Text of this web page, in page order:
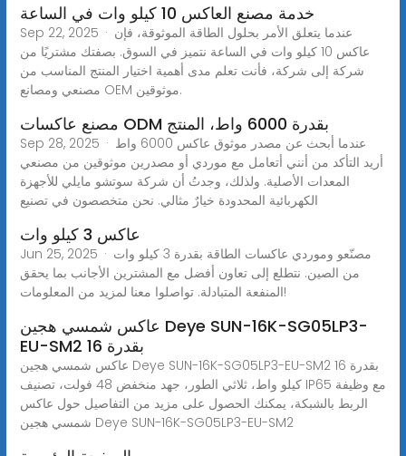
خدمة مصنع العاكس 10 كيلو وات في الساعة
Sep 22, 2025 · عندما يتعلق الأمر بحلول الطاقة الموثوقة، فإن
عاكس 10 كيلو وات في الساعة نتميز في السوق. بصفتك مشتريًا من
شركة إلى شركة، فأنت تعلم مدى أهمية اختيار المنتج المناسب من
مصنعي ومصانع OEM موثوقين.
مصنع عاكسات ODM بقدرة 6000 واط، المنتج
Sep 28, 2025 · عندما أبحث عن مصدر موثوق عاكس 6000 واط
أريد التأكد من أنني أتعامل مع موردي أو مصدرين موثوقين من مصنعي
المعدات الأصلية. ولذلك، وجدتُ أن شركة سوتشو مايلي للأجهزة
الكهربائية المحدودة خيارٌ مثالي. نحن متخصصون في تصنيع
عاكس 3 كيلو وات
Jun 25, 2025 · مصنّعو وموردي عاكسات الطاقة بقدرة 3 كيلو وات
من الصين. نتطلع إلى تعاون أفضل مع المشترين الأجانب بما يحقق
المنفعة المتبادلة. تواصلوا معنا لمزيد من المعلومات!
عاكس شمسي هجين Deye SUN-16K-SG05LP3-
EU-SM2 بقدرة 16
عاكس شمسي هجين Deye SUN-16K-SG05LP3-EU-SM2 بقدرة 16
كيلو واط، ثلاثي الطور، جهد منخفض 48 فولت، تصنيف IP65 مع وظيفة
الربط بالشبكة، يمكنك الحصول على مزيد من التفاصيل حول عاكس
شمسي هجين Deye SUN-16K-SG05LP3-EU-SM2